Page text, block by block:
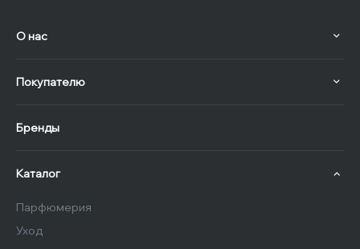
О нас
Покупателю
Бренды
Каталог
Парфюмерия
Уход